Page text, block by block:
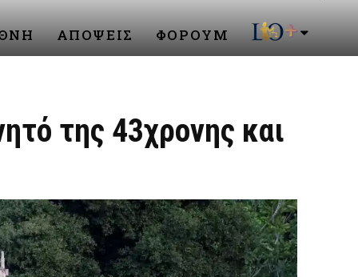
ΑΠΟΨΕΙΣ ΦΟΡΟΥΜ
της 43χρονης και